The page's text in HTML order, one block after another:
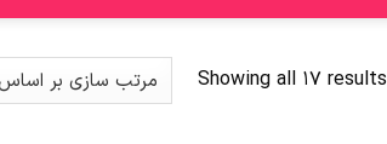
Showing all 17 results